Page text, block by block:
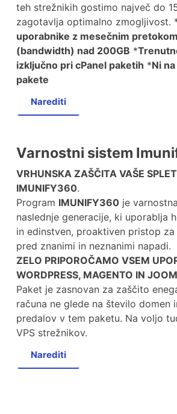
teh strežnikih gostimo največ do
zagotavlja optimalno zmogljivost.
uporabnike z mesečnim
(bandwidth) nad 200GB *
izključno pri cPanel paketih *Ni
pakete
Narediti
Varnostni sistem
VRHUNSKA ZAŠČITA VAŠE
IMUNIFY360.
Program IMUNIFY360 je
naslednje generacije, ki uporablja
in edinstven, proaktiven pristop
pred znanimi in neznanimi napadi.
ZELO PRIPOROČAMO VSEM
WORDPRESS, MAGENTO IN
Paket je zasnovan za zaščito
računa ne glede na število domen
predalov v tem paketu. Na voljo
VPS strežnikov.
Narediti